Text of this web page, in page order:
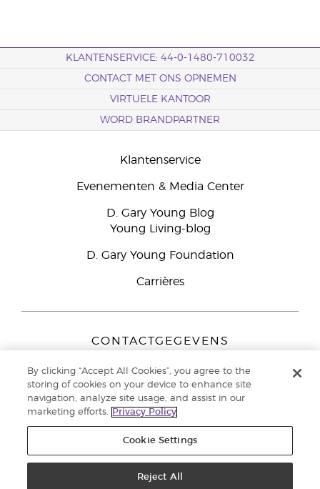
KLANTENSERVICE: 44-0-1480-710032
CONTACT MET ONS OPNEMEN
VIRTUELE KANTOOR
WORD BRANDPARTNER
Klantenservice
Evenementen & Media Center
D. Gary Young Blog
Young Living-blog
D. Gary Young Foundation
Carrières
CONTACTGEGEVENS
Peizerweg 97
9727 AJ Groningen
Nederland
Klantenservice:44-0-1480-710032
voorbehouden. | Privacybeleid
By clicking “Accept All Cookies”, you agree to the
storing of cookies on your device to enhance site
navigation, analyze site usage, and assist in our
marketing efforts.
Privacy Policy
Cookie Settings
Reject All